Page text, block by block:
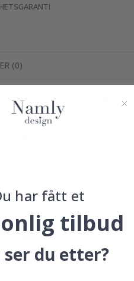
(0)
har fått et
tilbud
ser du etter?